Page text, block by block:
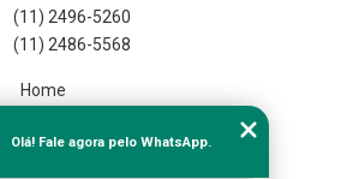
(11) 2496-5260
(11) 2486-5568
Home
Missão
Olá! Fale agora pelo WhatsApp.